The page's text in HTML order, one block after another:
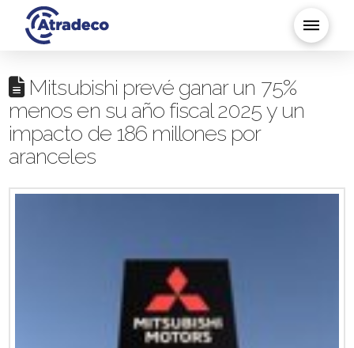
Mitsubishi prevé ganar un 75%
menos en su año fiscal 2025 y un
impacto de 186 millones por
aranceles